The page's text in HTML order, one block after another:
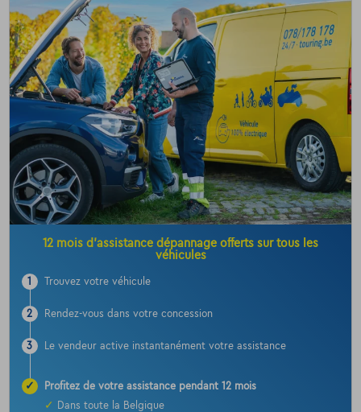
12 mois d’assistance dépannage offerts sur tous les
véhicules
1 Trouvez votre véhicule
2 Rendez-vous dans votre concession
3 Le vendeur active instantanément votre assistance
✓
Profitez de votre assistance pendant 12 mois
✓
Dans toute la Belgique